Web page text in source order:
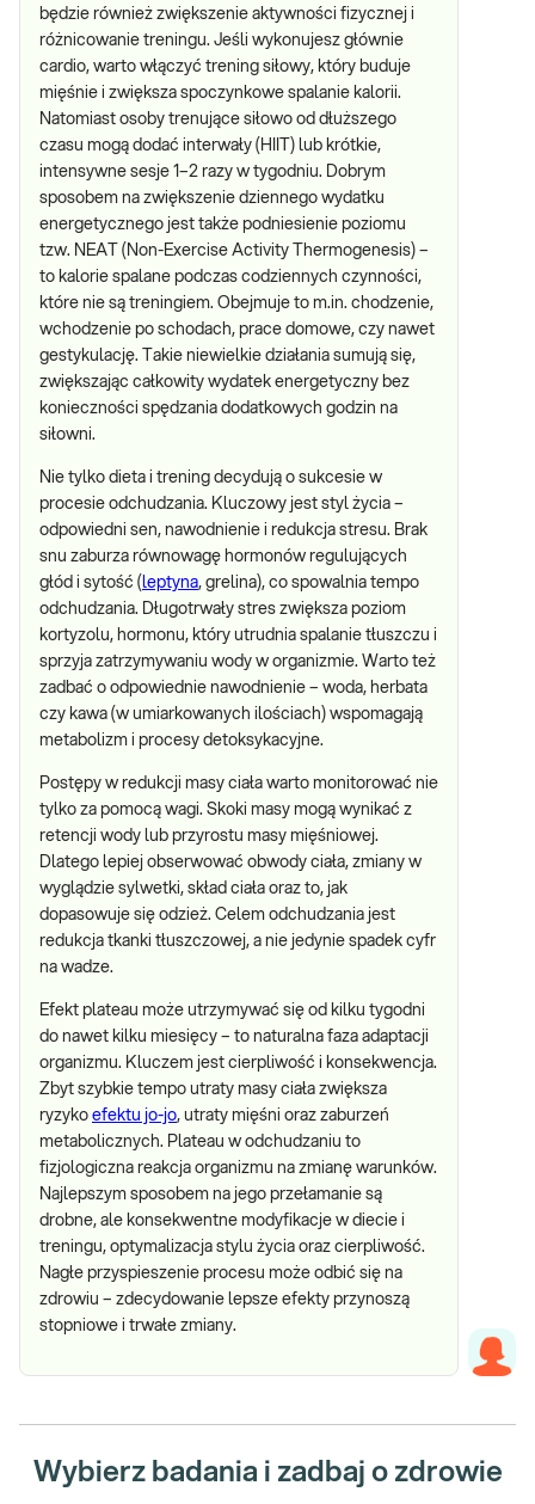
będzie również zwiększenie aktywności fizycznej i
różnicowanie treningu. Jeśli wykonujesz głównie
cardio, warto włączyć trening siłowy, który buduje
mięśnie i zwiększa spoczynkowe spalanie kalorii.
Natomiast osoby trenujące siłowo od dłuższego
czasu mogą dodać interwały (HIIT) lub krótkie,
intensywne sesje 1–2 razy w tygodniu. Dobrym
sposobem na zwiększenie dziennego wydatku
energetycznego jest także podniesienie poziomu
tzw. NEAT (Non-Exercise Activity Thermogenesis) –
to kalorie spalane podczas codziennych czynności,
które nie są treningiem. Obejmuje to m.in. chodzenie,
wchodzenie po schodach, prace domowe, czy nawet
gestykulację. Takie niewielkie działania sumują się,
zwiększając całkowity wydatek energetyczny bez
konieczności spędzania dodatkowych godzin na
siłowni.
Nie tylko dieta i trening decydują o sukcesie w
procesie odchudzania. Kluczowy jest styl życia –
odpowiedni sen, nawodnienie i redukcja stresu. Brak
snu zaburza równowagę hormonów regulujących
głód i sytość (leptyna, grelina), co spowalnia tempo
odchudzania. Długotrwały stres zwiększa poziom
kortyzolu, hormonu, który utrudnia spalanie tłuszczu i
sprzyja zatrzymywaniu wody w organizmie. Warto też
zadbać o odpowiednie nawodnienie – woda, herbata
czy kawa (w umiarkowanych ilościach) wspomagają
metabolizm i procesy detoksykacyjne.
Postępy w redukcji masy ciała warto monitorować nie
tylko za pomocą wagi. Skoki masy mogą wynikać z
retencji wody lub przyrostu masy mięśniowej.
Dlatego lepiej obserwować obwody ciała, zmiany w
wyglądzie sylwetki, skład ciała oraz to, jak
dopasowuje się odzież. Celem odchudzania jest
redukcja tkanki tłuszczowej, a nie jedynie spadek cyfr
na wadze.
Efekt plateau może utrzymywać się od kilku tygodni
do nawet kilku miesięcy – to naturalna faza adaptacji
organizmu. Kluczem jest cierpliwość i konsekwencja.
Zbyt szybkie tempo utraty masy ciała zwiększa
ryzyko efektu jo-jo, utraty mięśni oraz zaburzeń
metabolicznych. Plateau w odchudzaniu to
fizjologiczna reakcja organizmu na zmianę warunków.
Najlepszym sposobem na jego przełamanie są
drobne, ale konsekwentne modyfikacje w diecie i
treningu, optymalizacja stylu życia oraz cierpliwość.
Nagłe przyspieszenie procesu może odbić się na
zdrowiu – zdecydowanie lepsze efekty przynoszą
stopniowe i trwałe zmiany.
Wybierz badania i zadbaj o zdrowie